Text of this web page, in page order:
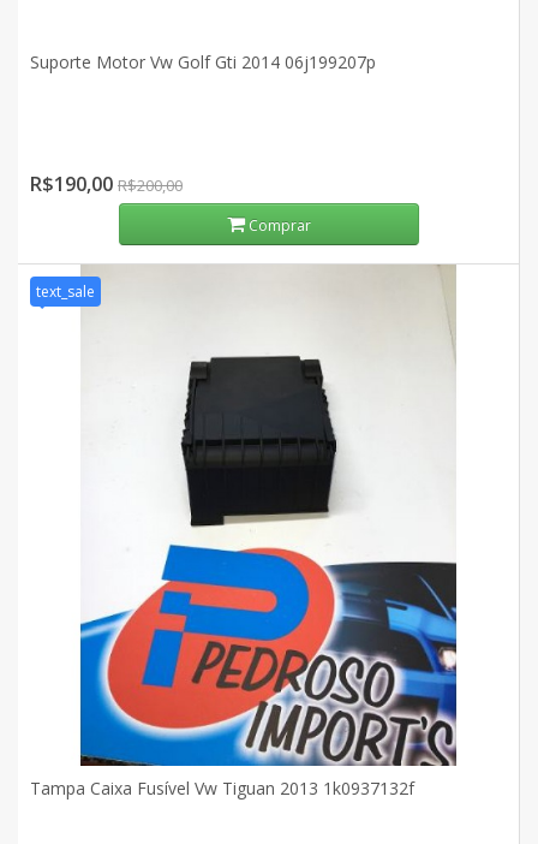
Suporte Motor Vw Golf Gti 2014 06j199207p
R$190,00 R$200,00
Comprar
text_sale
Tampa Caixa Fusível Vw Tiguan 2013 1k0937132f